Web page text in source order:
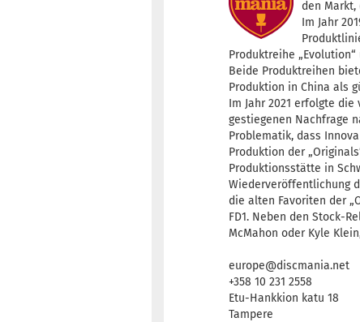
den
Im Jahr
Produktreihe
Beide Produktreihen
Produktion in China als
Im Jahr 2021 erfolgte
gestiegenen Nachfrage
Problematik, dass
Produktion der
Produktionsstätte in
Wiederveröffentlichung
die alten Favoriten der
FD1. Neben den Stock-
McMahon oder Kyle
europe@discmania.net
+358 10 231 2558
Etu-Hankkion katu 18
Tampere